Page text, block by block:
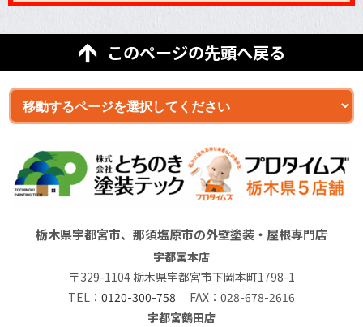
このページの先頭へ戻る
栃木県宇都宮市、那須塩原市の外壁塗装・屋根専門店
宇都宮本店
〒329-1104 栃木県宇都宮市下岡本町1798-1
TEL： 0120-300-758 FAX：028-678-2616
宇都宮鶴田店